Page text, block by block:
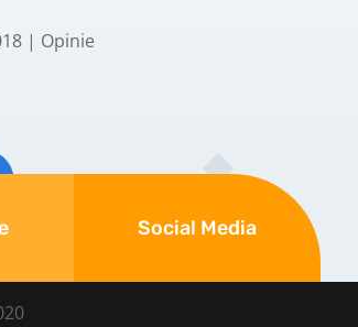
| Opinie
Social Media